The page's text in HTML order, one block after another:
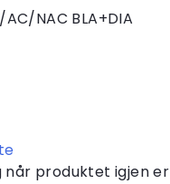
AC/NAC BLA+DIA
når produktet igjen er